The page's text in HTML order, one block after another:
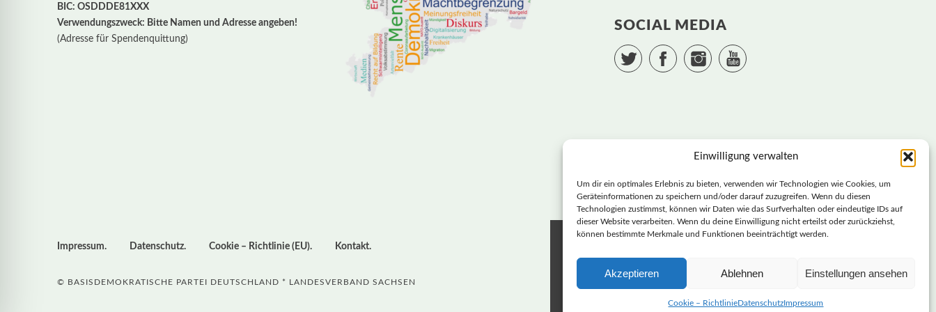
Einwilligung verwalten
Um dir ein optimales Erlebnis zu bieten, verwenden wir Technologien wie Cookies, um
Geräteinformationen zu speichern und/oder darauf zuzugreifen. Wenn du diesen
Technologien zustimmst, können wir Daten wie das Surfverhalten oder eindeutige IDs auf
dieser Website verarbeiten. Wenn du deine Einwilligung nicht erteilst oder zurückziehst,
können bestimmte Merkmale und Funktionen beeinträchtigt werden.
Akzeptieren Ablehnen Einstellungen ansehen
Cookie – RichtlinieDatenschutzImpressum
BIC: OSDDDE81XXX
Verwendungszweck: Bitte Namen und Adresse angeben!
(Adresse für Spendenquittung)
SOCIAL MEDIA
Twitter FacebookInstagramYouTube
Impressum Datenschutz Cookie – Richtlinie (EU) Kontakt
© BASISDEMOKRATISCHE PARTEI DEUTSCHLAND * LANDESVERBAND SACHSEN
BASISDEMOKRATISCHE PARTEI DEUTSCHLAND –
LANDESVERBAND SACHSEN